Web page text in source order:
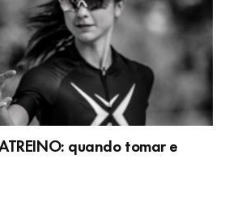
quando tomar e